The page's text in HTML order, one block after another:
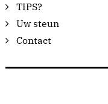
TIPS?
Uw steun
Contact